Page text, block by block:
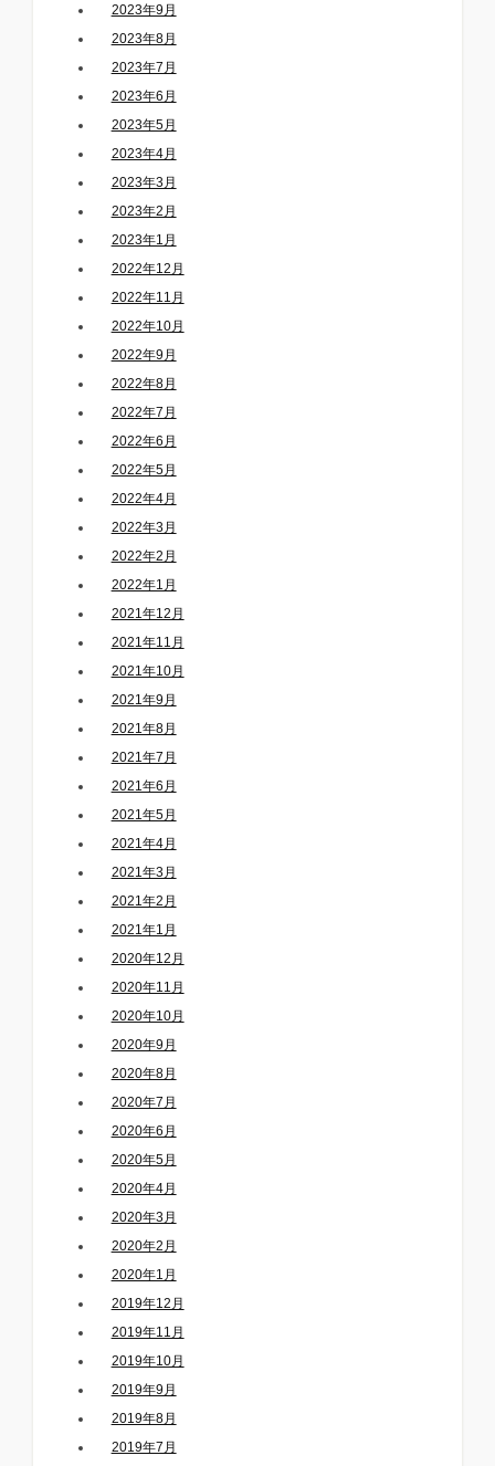
2023年9月
2023年8月
2023年7月
2023年6月
2023年5月
2023年4月
2023年3月
2023年2月
2023年1月
2022年12月
2022年11月
2022年10月
2022年9月
2022年8月
2022年7月
2022年6月
2022年5月
2022年4月
2022年3月
2022年2月
2022年1月
2021年12月
2021年11月
2021年10月
2021年9月
2021年8月
2021年7月
2021年6月
2021年5月
2021年4月
2021年3月
2021年2月
2021年1月
2020年12月
2020年11月
2020年10月
2020年9月
2020年8月
2020年7月
2020年6月
2020年5月
2020年4月
2020年3月
2020年2月
2020年1月
2019年12月
2019年11月
2019年10月
2019年9月
2019年8月
2019年7月